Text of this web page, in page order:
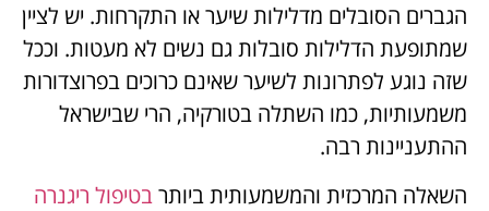
הגברים הסובלים מדלילות שיער או התקרחות. יש לציין
שמתופעת הדלילות סובלות גם נשים לא מעטות. וככל
שזה נוגע לפתרונות לשיער שאינם כרוכים בפרוצדורות
משמעותיות, כמו השתלה בטורקיה, הרי שבישראל
ההתעניינות רבה.
השאלה המרכזית והמשמעותית ביותרבטיפול ריגנרה